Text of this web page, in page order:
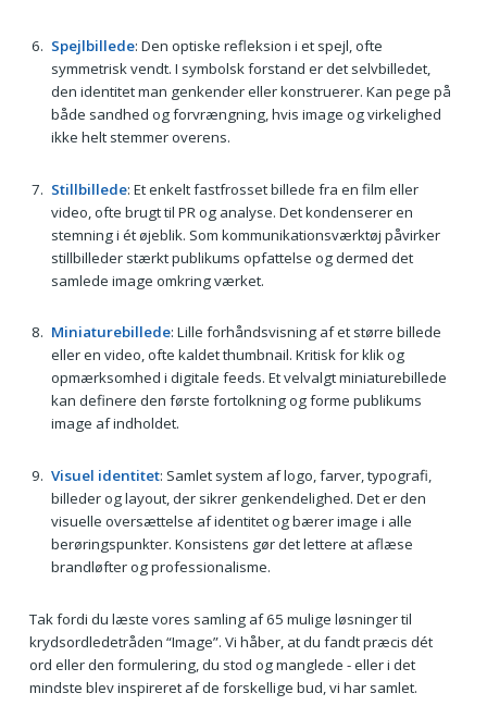
Spejlbillede: Den optiske refleksion i et spejl, ofte
symmetrisk vendt. I symbolsk forstand er det selvbilledet,
den identitet man genkender eller konstruerer. Kan pege på
både sandhed og forvrængning, hvis image og virkelighed
ikke helt stemmer overens.
Stillbillede: Et enkelt fastfrosset billede fra en film eller
video, ofte brugt til PR og analyse. Det kondenserer en
stemning i ét øjeblik. Som kommunikationsværktøj påvirker
stillbilleder stærkt publikums opfattelse og dermed det
samlede image omkring værket.
Miniaturebillede: Lille forhåndsvisning af et større billede
eller en video, ofte kaldet thumbnail. Kritisk for klik og
opmærksomhed i digitale feeds. Et velvalgt miniaturebillede
kan definere den første fortolkning og forme publikums
image af indholdet.
Visuel identitet: Samlet system af logo, farver, typografi,
billeder og layout, der sikrer genkendelighed. Det er den
visuelle oversættelse af identitet og bærer image i alle
berøringspunkter. Konsistens gør det lettere at aflæse
brandløfter og professionalisme.
Tak fordi du læste vores samling af 65 mulige løsninger til
krydsordledetråden “Image”. Vi håber, at du fandt præcis dét
ord eller den formulering, du stod og manglede - eller i det
mindste blev inspireret af de forskellige bud, vi har samlet.